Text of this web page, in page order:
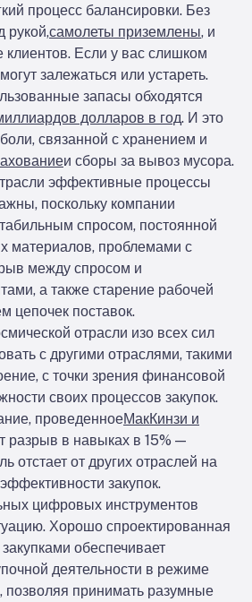
процесс балансировки. Без
рукой,самолеты приземлены, и
клиентов. Если у вас слишком
залежаться или устареть.
запасы обходятся
долларов в год. И это
связанной с хранением и
и сборы за вывоз мусора.
эффективные процессы
поскольку компании
спросом, постоянной
материалов, проблемами с
между спросом и
а также старение рабочей
цепочек поставок.
отрасли изо всех сил
с другими отраслями, такими
с точки зрения финансовой
своих процессов закупок.
проведенноеМакКинзи и
разрыв в навыках в 15% —
отстает от других отраслей на
закупок.
цифровых инструментов
Хорошо спроектированная
обеспечивает
деятельности в режиме
позволяя принимать разумные